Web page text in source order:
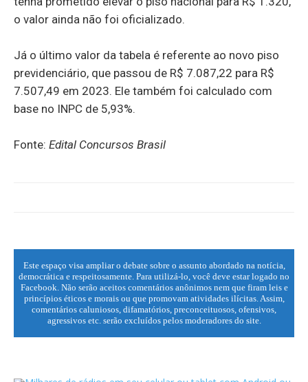
o valor ainda não foi oficializado.
Já o último valor da tabela é referente ao novo piso
previdenciário, que passou de R$ 7.087,22 para R$
7.507,49 em 2023. Ele também foi calculado com
base no INPC de 5,93%.
Fonte: Edital Concursos Brasil
Este espaço visa ampliar o debate sobre o assunto abordado na notícia,
democrática e respeitosamente. Para utilizá-lo, você deve estar logado no
Facebook. Não serão aceitos comentários anônimos nem que firam leis e
princípios éticos e morais ou que promovam atividades ilícitas. Assim,
comentários caluniosos, difamatórios, preconceituosos, ofensivos,
agressivos etc. serão excluídos pelos moderadores do site.